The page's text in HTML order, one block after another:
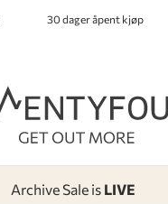
30 dager åpent kjøp
Archive Sale is LIVE
-
-
-
-